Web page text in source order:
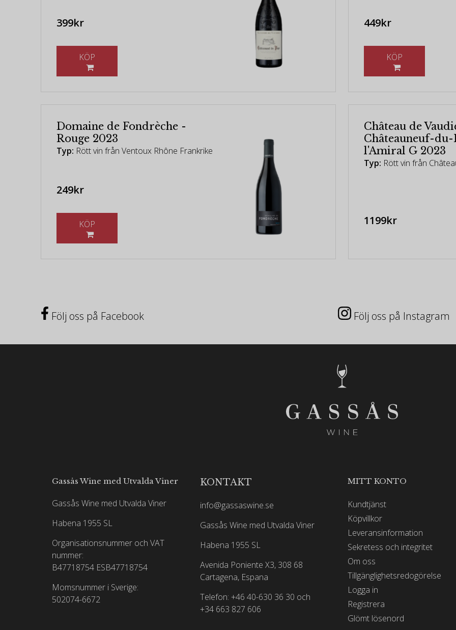
399kr 449kr
Domaine de Fondrèche -
Rouge 2023
Typ: Rött vin från Ventoux Rhône Frankrike
249kr
Château de
Châteauneuf-du-
l'Amiral G 2023
Typ: Rött vin från
1199kr
Följ oss på Facebook Följ oss på Instagram
Gassås Wine med Utvalda Viner
Gassås Wine med Utvalda Viner
Habena 1955 SL
Organisationsnummer och VAT
nummer:
B47718754 ESB47718754
Momsnummer i Sverige:
502074-6672
KONTAKT
info@gassaswine.se
Gassås Wine med Utvalda Viner
Habena 1955 SL
Avenida Poniente X3, 308 68
Cartagena, Espana
Telefon: +46 40-630 36 30 och
+34 663 827 606
MITT KONTO
Kundtjänst
Köpvillkor
Leveransinformation
Sekretess och integritet
Om oss
Tillgänglighetsredogörelse
Logga in
Registrera
Glömt lösenord